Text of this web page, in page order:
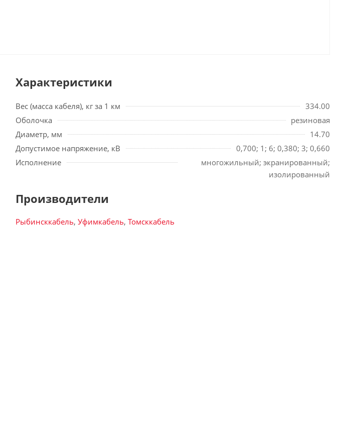
Характеристики
Вес (масса кабеля), кг за 1 км
334.00
Оболочка
резиновая
Диаметр, мм
14.70
Допустимое напряжение, кВ
0,700; 1; 6; 0,380; 3; 0,660
Исполнение
многожильный; экранированный;
изолированный
Производители
Рыбинсккабель, Уфимкабель, Томсккабель